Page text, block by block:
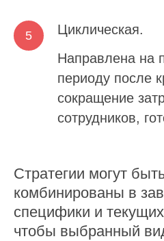
Циклическая.
Направлена на
периоду после
сокращение
сотрудников,
Стратегии могут
комбинированы в
специфики и
чтобы выбранный